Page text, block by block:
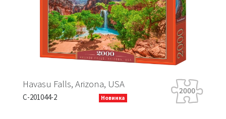
Arizona, USA
Новинка
Tiger Tour
B-066339